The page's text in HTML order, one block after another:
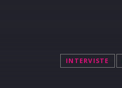
INTERVISTE